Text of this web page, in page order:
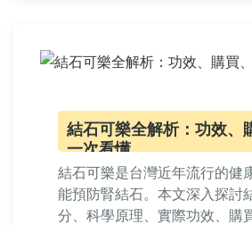
結石可樂全解析：功效、
一次看懂
結石可樂是台灣近年流行的健
能預防腎結石。本文深入探討
分、科學原理、實際功效、購